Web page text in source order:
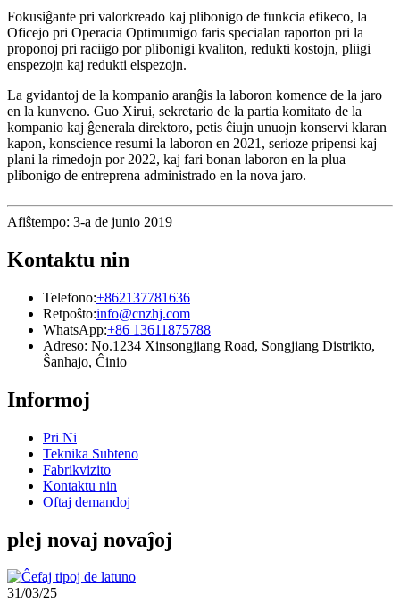
Fokusiĝante pri valorkreado kaj plibonigo de funkcia efikeco, la
Oficejo pri Operacia Optimumigo faris specialan raporton pri la
proponoj pri raciigo por plibonigi kvaliton, redukti kostojn, pliigi
enspezojn kaj redukti elspezojn.
La gvidantoj de la kompanio aranĝis la laboron komence de la jaro
en la kunveno. Guo Xirui, sekretario de la partia komitato de la
kompanio kaj ĝenerala direktoro, petis ĉiujn unuojn konservi klaran
kapon, konscience resumi la laboron en 2021, serioze pripensi kaj
plani la rimedojn por 2022, kaj fari bonan laboron en la plua
plibonigo de entreprena administrado en la nova jaro.
Afiŝtempo: 3-a de junio 2019
Kontaktu nin
Telefono:+862137781636
Retpoŝto:info@cnzhj.com
WhatsApp:+86 13611875788
Adreso: No.1234 Xinsongjiang Road, Songjiang Distrikto,
Ŝanhajo, Ĉinio
Informoj
Pri Ni
Teknika Subteno
Fabrikvizito
Kontaktu nin
Oftaj demandoj
plej novaj novaĵoj
31/03/25